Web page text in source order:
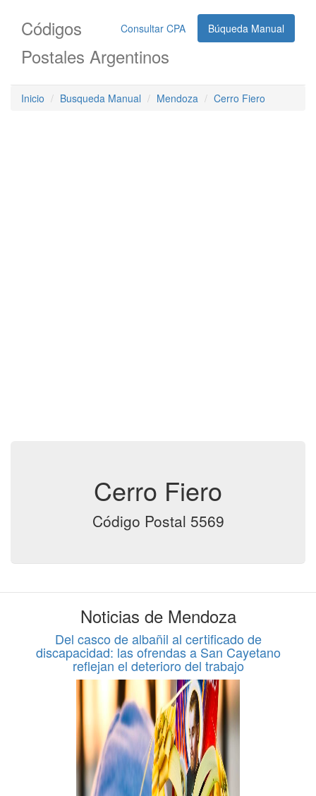
Consultar CPA Búqueda Manual
Códigos
Postales Argentinos
Inicio Busqueda Manual Mendoza Cerro Fiero
Cerro Fiero
Código Postal 5569
Noticias de Mendoza
Del casco de albañil al certificado de
discapacidad: las ofrendas a San Cayetano
reflejan el deterioro del trabajo